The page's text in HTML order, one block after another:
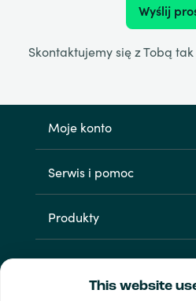
This website
Wyślij
Skontaktujemy się z Tobą
Moje konto
Serwis i pomoc
Produkty